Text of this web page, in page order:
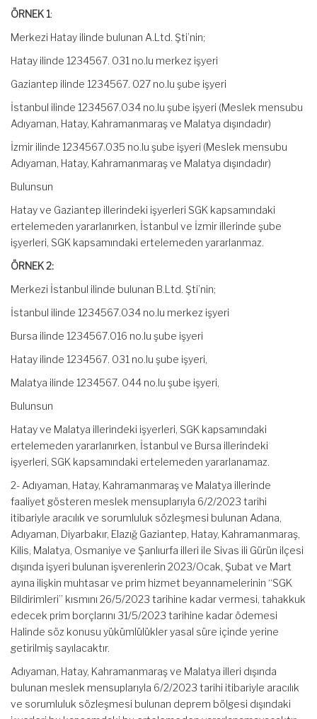
ÖRNEK 1:
Merkezi Hatay ilinde bulunan A.Ltd. Şti’nin;
Hatay ilinde 1234567. 031 no.lu merkez işyeri
Gaziantep ilinde 1234567. 027 no.lu şube işyeri
İstanbul ilinde 1234567.034 no.lu şube işyeri (Meslek mensubu
Adıyaman, Hatay, Kahramanmaraş ve Malatya dışındadır)
İzmir ilinde 1234567.035 no.lu şube işyeri (Meslek mensubu
Adıyaman, Hatay, Kahramanmaraş ve Malatya dışındadır)
Bulunsun
Hatay ve Gaziantep illerindeki işyerleri SGK kapsamındaki
ertelemeden yararlanırken, İstanbul ve İzmir illerinde şube
işyerleri, SGK kapsamındaki ertelemeden yararlanmaz.
ÖRNEK 2:
Merkezi İstanbul ilinde bulunan B.Ltd. Şti’nin;
İstanbul ilinde 1234567.034 no.lu merkez işyeri
Bursa ilinde 1234567.016 no.lu şube işyeri
Hatay ilinde 1234567. 031 no.lu şube işyeri,
Malatya ilinde 1234567. 044 no.lu şube işyeri,
Bulunsun
Hatay ve Malatya illerindeki işyerleri, SGK kapsamındaki
ertelemeden yararlanırken, İstanbul ve Bursa illerindeki
işyerleri, SGK kapsamındaki ertelemeden yararlanamaz.
2- Adıyaman, Hatay, Kahramanmaraş ve Malatya illerinde
faaliyet gösteren meslek mensuplarıyla 6/2/2023 tarihi
itibariyle aracılık ve sorumluluk sözleşmesi bulunan Adana,
Adıyaman, Diyarbakır, Elazığ Gaziantep, Hatay, Kahramanmaraş,
Kilis, Malatya, Osmaniye ve Şanlıurfa illeri ile Sivas ili Gürün ilçesi
dışında işyeri bulunan işverenlerin 2023/Ocak, Şubat ve Mart
ayına ilişkin muhtasar ve prim hizmet beyannamelerinin “SGK
Bildirimleri” kısmını 26/5/2023 tarihine kadar vermesi, tahakkuk
edecek prim borçlarını 31/5/2023 tarihine kadar ödemesi
Halinde söz konusu yükümlülükler yasal süre içinde yerine
getirilmiş sayılacaktır.
Adıyaman, Hatay, Kahramanmaraş ve Malatya illeri dışında
bulunan meslek mensuplarıyla 6/2/2023 tarihi itibariyle aracılık
ve sorumluluk sözleşmesi bulunan deprem bölgesi dışındaki